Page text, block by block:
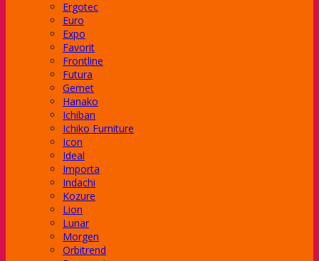
Ergotec
Euro
Expo
Favorit
Frontline
Futura
Gemet
Hanako
Ichiban
Ichiko Furniture
Icon
Ideal
Importa
Indachi
Kozure
Lion
Lunar
Morgen
Orbitrend